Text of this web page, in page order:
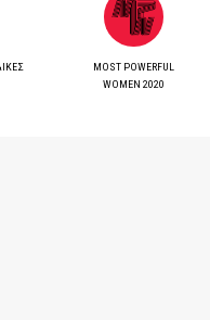
MOST POWERFUL
WOMEN 2020